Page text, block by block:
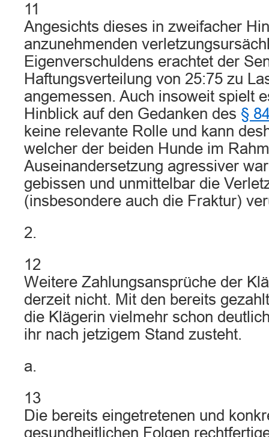
11
Angesichts dieses in zweifacher
anzunehmenden
Eigenverschuldens erachtet der
Haftungsverteilung von 25:75 zu
angemessen. Auch insoweit spielt
Hinblick auf den Gedanken des §
keine relevante Rolle und kann
welcher der beiden Hunde im
Auseinandersetzung agressiver
gebissen und unmittelbar die
(insbesondere auch die Fraktur)
2.
12
Weitere Zahlungsansprüche der
derzeit nicht. Mit den bereits
die Klägerin vielmehr schon
ihr nach jetzigem Stand zusteht.
a.
13
Die bereits eingetretenen und
gesundheitlichen Folgen